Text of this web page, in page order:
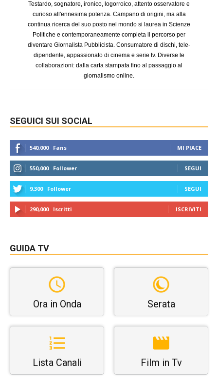
Testardo, sognatore, ironico, logorroico, attento osservatore e
curioso all'ennesima potenza. Campano di origini, ma alla
continua ricerca del suo posto nel mondo si laurea in Scienze
Politiche e contemporaneamente completa il percorso per
diventare Giornalista Pubblicista. Consumatore di dischi, tele-
dipendente, appassionato di cinema e serie tv. Diverse le
collaborazioni: dalla carta stampata fino al passaggio al
giornalismo online.
SEGUICI SUI SOCIAL
540,000 Fans MI PIACE
550,000 Follower SEGUI
9,300 Follower SEGUI
290,000 Iscritti ISCRIVITI
GUIDA TV
Ora in Onda Serata
Lista Canali Film in Tv